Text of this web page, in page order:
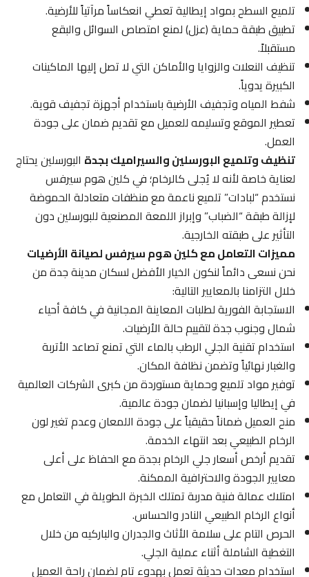
تلميع السطح بمواد إيطالية تعطي انعكاساً مرآتياً للأرضية.
تطبيق طبقة حماية (عزل) لمنع امتصاص السوائل والبقع
مستقبلاً.
تنظيف النعلات والزوايا والأماكن التي لا تصل إليها الماكينات
الكبيرة يدوياً.
شفط المياه وتجفيف الأرضية باستخدام أجهزة تجفيف قوية.
تعطير الموقع وتسليمه للعميل مع تقديم ضمان على جودة
العمل.
تنظيف وتلميع البورسلين والسيراميك بجدةالبورسلين يحتاج
لعناية خاصة لأنه لا يُجلى كالرخام؛ في كلين هوم سيرفس
نستخدم “لبادات” تلميع ناعمة مع منظفات متعادلة الحموضة
لإزالة طبقة “الضباب” وإبراز اللمعة المصنعية للبورسلين دون
التأثير على طبقته الخارجية.
مميزات التعامل مع كلين هوم سيرفس لصيانة الأرضيات
نحن نسعى دائماً لنكون الخيار الأفضل لسكان مدينة جدة من
خلال التزامنا بالمعايير التالية:
الاستجابة الفورية لطلبات المعاينة المجانية في كافة أحياء
شمال وجنوب جدة لتقييم حالة الأرضيات.
استخدام تقنية الجلي الرطب بالماء التي تمنع تصاعد الأتربة
والغبار نهائياً وتضمن نظافة المكان.
توفير مواد تلميع وحماية مستوردة من كبرى الشركات العالمية
في إيطاليا وإسبانيا لضمان جودة عالمية.
منح العميل ضماناً حقيقياً على جودة اللمعان وعدم تغير لون
الرخام الطبيعي بعد انتهاء الخدمة.
تقديم أرخص أسعار جلي الرخام بجدة مع الحفاظ على أعلى
معايير الجودة والاحترافية الممكنة.
امتلاك عمالة فنية مدربة تمتلك الخبرة الطويلة في التعامل مع
أنواع الرخام الطبيعي النادر والحساس.
الحرص التام على سلامة الأثاث والجدران والباركيه من خلال
التغطية الشاملة أثناء عملية الجلي.
استخدام معدات حديثة تعمل بهدوء تام لضمان راحة العميل